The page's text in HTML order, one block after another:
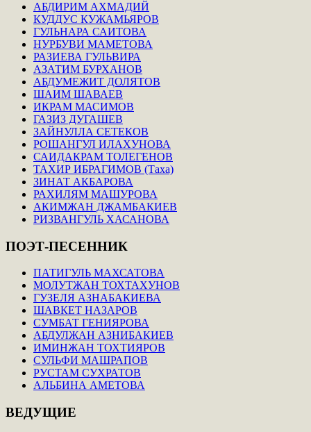
АБДИРИМ АХМАДИЙ
КУДДУС КУЖАМЬЯРОВ
ГУЛЬНАРА САИТОВА
НУРБУВИ МАМЕТОВА
РАЗИЕВА ГУЛЬВИРА
АЗАТИМ БУРХАНОВ
АБДУМЕЖИТ ДОЛЯТОВ
ШАИМ ШАВАЕВ
ИКРАМ МАСИМОВ
ГАЗИЗ ДУГАШЕВ
ЗАЙНУЛЛА СЕТЕКОВ
РОШАНГУЛ ИЛАХУНОВА
САИДАКРАМ ТОЛЕГЕНОВ
ТАХИР ИБРАГИМОВ (Таха)
ЗИНАТ АКБАРОВА
РАХИЛЯМ МАШУРОВА
АКИМЖАН ДЖАМБАКИЕВ
РИЗВАНГУЛЬ ХАСАНОВА
ПОЭТ-ПЕСЕННИК
ПАТИГУЛЬ МАХСАТОВА
МОЛУТЖАН ТОХТАХУНОВ
ГУЗЕЛЯ АЗНАБАКИЕВА
ШАВКЕТ НАЗАРОВ
СУМБАТ ГЕНИЯРОВА
АБДУЛЖАН АЗНИБАКИЕВ
ИМИНЖАН ТОХТИЯРОВ
СУЛЬФИ МАШРАПОВ
РУСТАМ СУХРАТОВ
АЛЬБИНА АМЕТОВА
ВЕДУЩИЕ